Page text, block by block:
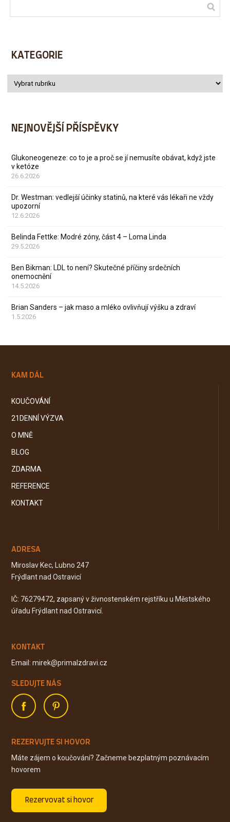
KATEGORIE
NEJNOVĚJŠÍ PŘÍSPĚVKY
Glukoneogeneze: co to je a proč se jí nemusíte obávat, když jste
v ketóze
26.6.2026
Dr. Westman: vedlejší účinky statinů, na které vás lékaři ne vždy
upozorní
12.6.2026
Belinda Fettke: Modré zóny, část 4 – Loma Linda
29.5.2026
Ben Bikman: LDL to není? Skutečné příčiny srdečních
onemocnění
14.5.2026
Brian Sanders – jak maso a mléko ovlivňují výšku a zdraví
1.5.2026
KAM DÁL
KOUČOVÁNÍ
21DENNÍ VÝZVA
O MNĚ
BLOG
ZDARMA
REFERENCE
KONTAKT
ADRESA
Miroslav Kec, Lubno 247
Frýdlant nad Ostravicí
IČ: 76279472, zapsaný v živnostenském rejstříku u Městského
úřadu Frýdlant nad Ostravicí.
KONTAKT
Email: mirek@primalzdravi.cz
SLEDUJTE NÁS
REZERVUJTE SI HOVOR
Máte zájem o koučování? Začneme bezplatným poznávacím
hovorem
Rezervovat si hovor